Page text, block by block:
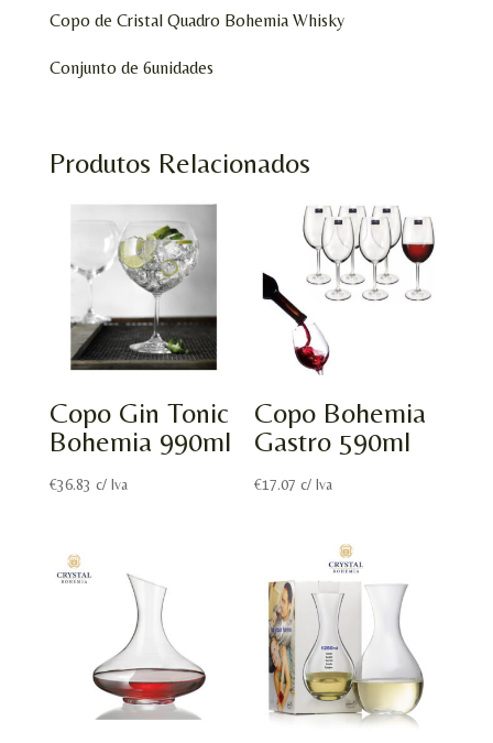
Copo de Cristal Quadro Bohemia Whisky
Conjunto de 6unidades
Produtos Relacionados
Copo Gin Tonic
Bohemia 990ml
€36.83 c/ Iva
Copo Bohemia
Gastro 590ml
€17.07 c/ Iva